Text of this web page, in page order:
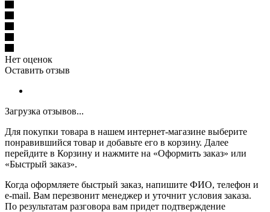
Нет оценок
Оставить отзыв
Загрузка отзывов...
Для покупки товара в нашем интернет-магазине выберите
понравившийся товар и добавьте его в корзину. Далее
перейдите в Корзину и нажмите на «Оформить заказ» или
«Быстрый заказ».
Когда оформляете быстрый заказ, напишите ФИО, телефон и
e-mail. Вам перезвонит менеджер и уточнит условия заказа.
По результатам разговора вам придет подтверждение